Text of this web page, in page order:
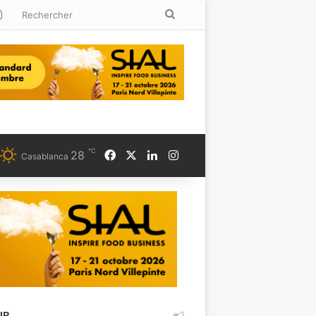
Instagram
Casablanca 28 ℃ FacebookLinkedinInstagram